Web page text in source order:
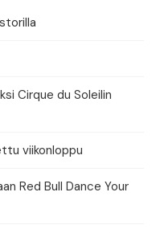
Cirque du Soleilin
viikonloppu
Red Bull Dance Your